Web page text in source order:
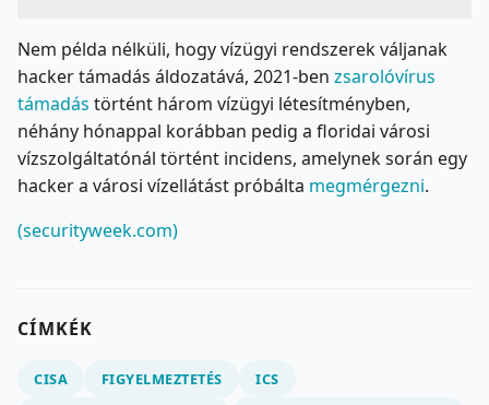
Nem példa nélküli, hogy vízügyi rendszerek váljanak
hacker támadás áldozatává, 2021-ben zsarolóvírus
támadás történt három vízügyi létesítményben,
néhány hónappal korábban pedig a floridai városi
vízszolgáltatónál történt incidens, amelynek során egy
hacker a városi vízellátást próbálta megmérgezni.
(securityweek.com)
CÍMKÉK
CISA FIGYELMEZTETÉS ICS